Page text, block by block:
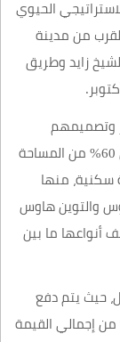
الحيوي
بالقرب من مدينة
زايد وطريق
وتصميمهم
بتصميمات متنوعة، حيث تم تقسيم الكمبوند إلى 60% من المساحة
ويضم الكمبوند 900 وحدة سكنية، منها
والتوين هاوس
أنواعها ما بين
حيث يتم دفع
قررتها شركة أوراسكوم ، وهي 10% من إجمالي القيمة